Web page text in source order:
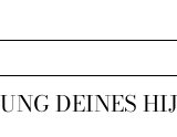
DEINES